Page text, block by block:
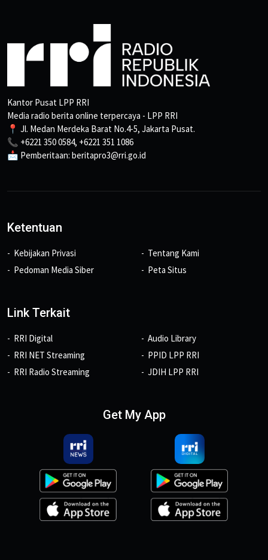
Kantor Pusat LPP RRI
Media radio berita online terpercaya - LPP RRI
📍 Jl. Medan Merdeka Barat No.4-5, Jakarta Pusat.
📞 +6221 350 0584, +6221 351 1086
📩 Pemberitaan: beritapro3@rri.go.id
Ketentuan
Kebijakan Privasi
Pedoman Media Siber
Tentang Kami
Peta Situs
Link Terkait
RRI Digital
RRI NET Streaming
RRI Radio Streaming
Audio Library
PPID LPP RRI
JDIH LPP RRI
Get My App